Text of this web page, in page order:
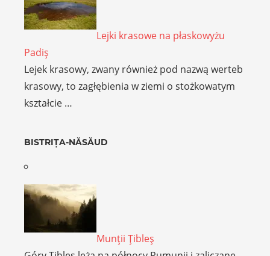
Lejki krasowe na płaskowyżu
Padiş
Lejek krasowy, zwany również pod nazwą werteb
krasowy, to zagłębienia w ziemi o stożkowatym
kształcie …
BISTRIȚA-NĂSĂUD
Munţii Ţibleş